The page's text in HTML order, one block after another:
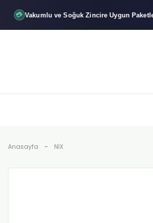
Vakumlu ve SoğukZincire Uygun Paketleme
Anasayfa NİX